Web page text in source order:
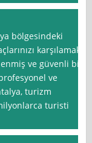
bölgesindeki
karşılamak
ve güvenli bir
ve
turizm
turisti